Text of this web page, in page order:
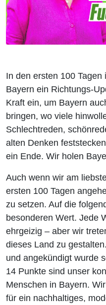
In den ersten 100
Bayern ein Richtungs-
Kraft ein, um Bayern
bringen, wo viele
Schlechtreden,
alten Denken
ein Ende. Wir holen
Auch wenn wir am
ersten 100 Tagen
zu setzen. Auf die
besonderen Wert. Jede
ehrgeizig – aber wir
dieses Land zu
und angekündigt wurde
14 Punkte sind unser
Menschen in Bayern.
für ein nachhaltiges,